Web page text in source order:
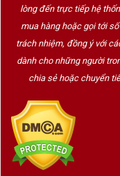
lòng đến trực tiếp hệ
mua hàng hoặc gọi tới
trách nhiệm, đồng ý với
dành cho những người
chia sẻ hoặc chuyển